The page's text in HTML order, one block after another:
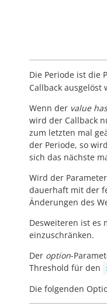
Die Periode ist die
Callback ausgelöst
Wenn der value
wird der Callback
zum letzten mal
der Periode, so
sich das nächste
Wird der
dauerhaft mit der
Änderungen des
Desweiteren ist es
einzuschränken.
Der option-
Threshold für den
Die folgenden